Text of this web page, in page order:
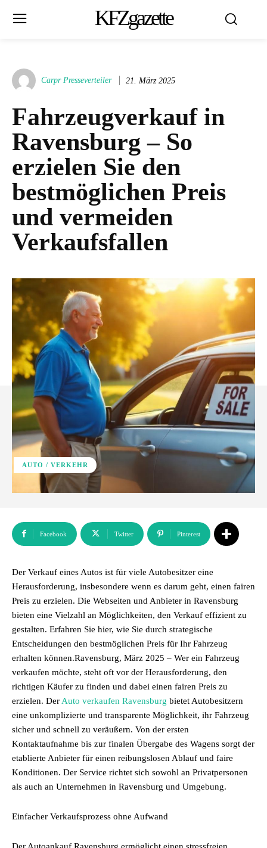
KFZgazette
Carpr Presseverteiler 21. März 2025
Fahrzeugverkauf in
Ravensburg – So
erzielen Sie den
bestmöglichen Preis
und vermeiden
Verkaufsfallen
AUTO / VERKEHR
Facebook Twitter Pinterest
Der Verkauf eines Autos ist für viele Autobesitzer eine
Herausforderung, insbesondere wenn es darum geht, einen fairen
Preis zu erzielen. Die Webseiten und Anbieter in Ravensburg
bieten eine Vielzahl an Möglichkeiten, den Verkauf effizient zu
gestalten. Erfahren Sie hier, wie Sie durch strategische
Entscheidungen den bestmöglichen Preis für Ihr Fahrzeug
erhalten können.Ravensburg, März 2025 – Wer ein Fahrzeug
verkaufen möchte, steht oft vor der Herausforderung, den
richtigen Käufer zu finden und dabei einen fairen Preis zu
erzielen. Der Auto verkaufen Ravensburg bietet Autobesitzern
eine unkomplizierte und transparente Möglichkeit, ihr Fahrzeug
sicher und schnell zu veräußern. Von der ersten
Kontaktaufnahme bis zur finalen Übergabe des Wagens sorgt der
etablierte Anbieter für einen reibungslosen Ablauf und faire
Konditionen. Der Service richtet sich sowohl an Privatpersonen
als auch an Unternehmen in Ravensburg und Umgebung.
Einfacher Verkaufsprozess ohne Aufwand